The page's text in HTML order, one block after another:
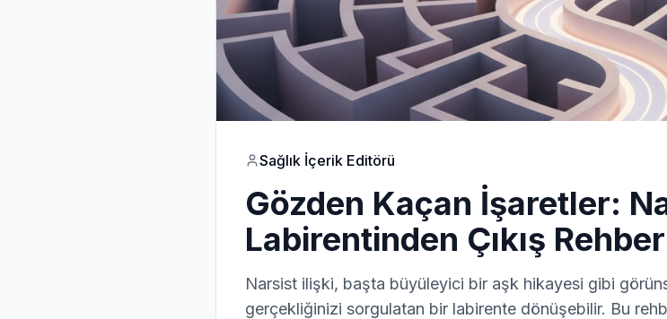
Sağlık İçerik Editörü
Gözden Kaçan İşaretler:
Labirentinden Çıkış
Narsist ilişki, başta büyüleyici bir aşk hikayesi gibi
gerçekliğinizi sorgulatan bir labirente dönüşebilir. Bu